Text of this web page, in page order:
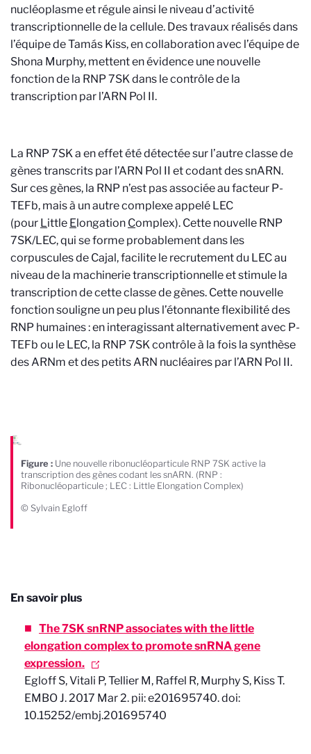
nucléoplasme et régule ainsi le niveau d’activité
transcriptionnelle de la cellule. Des travaux réalisés dans
l’équipe de Tamás Kiss, en collaboration avec l’équipe de
Shona Murphy, mettent en évidence une nouvelle
fonction de la RNP 7SK dans le contrôle de la
transcription par l’ARN Pol II.
La RNP 7SK a en effet été détectée sur l’autre classe de
gènes transcrits par l’ARN Pol II et codant des snARN.
Sur ces gènes, la RNP n’est pas associée au facteur P-
TEFb, mais à un autre complexe appelé LEC
(pour Little Elongation Complex). Cette nouvelle RNP
7SK/LEC, qui se forme probablement dans les
corpuscules de Cajal, facilite le recrutement du LEC au
niveau de la machinerie transcriptionnelle et stimule la
transcription de cette classe de gènes. Cette nouvelle
fonction souligne un peu plus l’étonnante flexibilité des
RNP humaines : en interagissant alternativement avec P-
TEFb ou le LEC, la RNP 7SK contrôle à la fois la synthèse
des ARNm et des petits ARN nucléaires par l’ARN Pol II.
Figure : Une nouvelle ribonucléoparticule RNP 7SK active la
transcription des gènes codant les snARN. (RNP :
Ribonucléoparticule ; LEC : Little Elongation Complex)
© Sylvain Egloff
En savoir plus
The 7SK snRNP associates with the little
elongation complex to promote snRNA gene
expression.
Egloff S, Vitali P, Tellier M, Raffel R, Murphy S, Kiss T.
EMBO J. 2017 Mar 2. pii: e201695740. doi:
10.15252/embj.201695740